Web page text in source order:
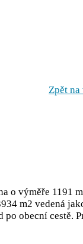
Zpět
o výměře 1191
m2 vedená
obecní cestě.